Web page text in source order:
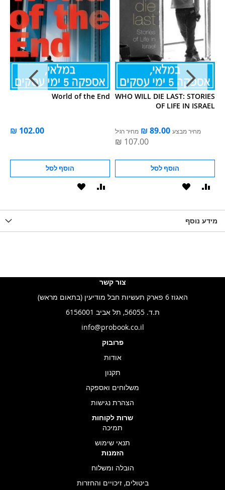
World of the End
הוסף לסל
הוסף
WHO WILL DIE LAST: STORIES
OF LIFE IN ISRAEL
מחיר מבצע מחיר רגיל
הוסף לסל
הוסף
מידע נוסף
צור קשר
האגוז 6 פארק תעשיות חבל מודיעין (בתאום מראש)
ת.ד. 56055, תל אביב 6156001
info@probook.co.il
פרובוק
אודות
תקנון
משלוחים ואספקה
הצהרת נגישות
שרות לקוחות
תמיכה
תנאי שימוש
הזמנות
הובלה ומשלוח
ביטולים, זיכויים והחזרות